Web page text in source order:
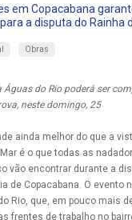
em Copacabana
a disputa do Rainha
Obras
Águas do Rio poderá ser
neste domingo, 25
ainda melhor do que a
é o que todas as
vão encontrar durante a
de Copacabana. O evento
Rio, que, em pouco mais
frentes de trabalho no